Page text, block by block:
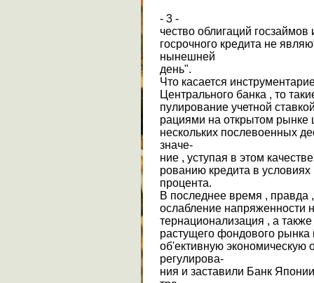
- 3 -
чество облигаций
госрочного кредита не
нынешней
день".
Что касается
Центрального банка , то
пулирование учетной
рациями на открытом рынке
нескольких послевоенных
значе-
ние , уступая в этом
рованию кредита в
процента.
В последнее время , правда
ослабление напряженности
тернационализация , а
растущего фондового рынка
об'ективную экономическую
регулирова-
ния и заставили Банк